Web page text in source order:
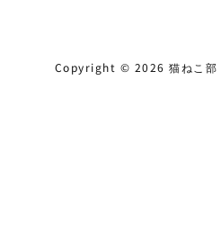
Copyright © 2026 猫ねこ部